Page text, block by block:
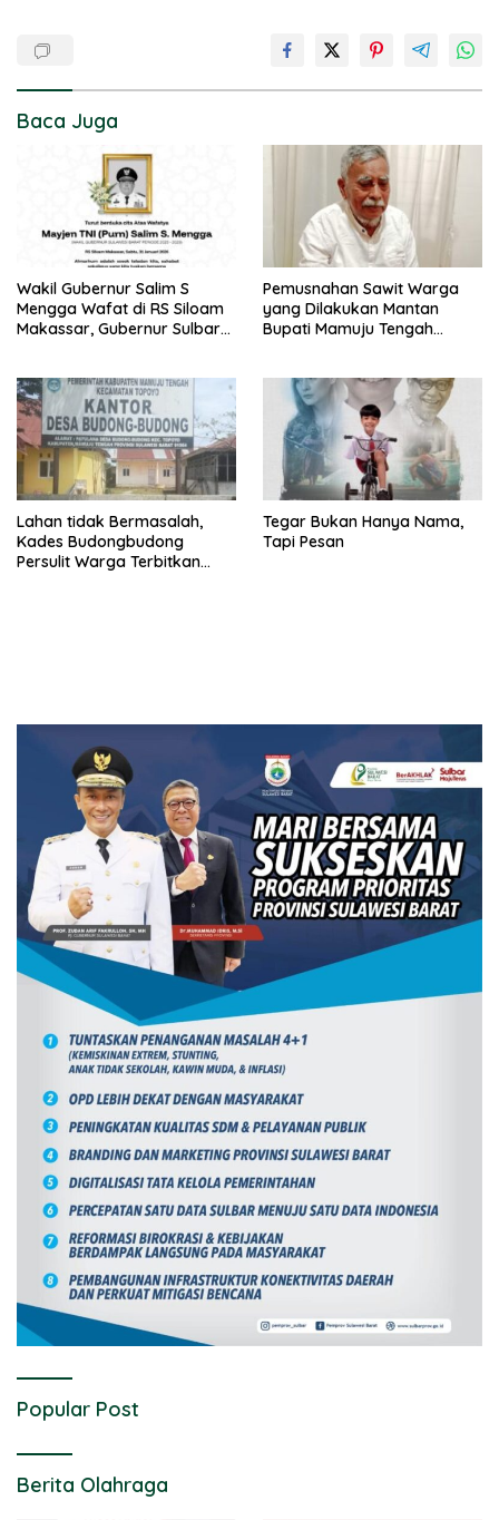
Baca Juga
Wakil Gubernur Salim S
Mengga Wafat di RS Siloam
Makassar, Gubernur Sulbar
Pemusnahan Sawit Warga
yang Dilakukan Mantan
Bupati Mamuju Tengah
Lahan tidak Bermasalah,
Kades Budongbudong
Persulit Warga Terbitkan
Tegar Bukan Hanya Nama,
Tapi Pesan
Popular Post
Berita Olahraga